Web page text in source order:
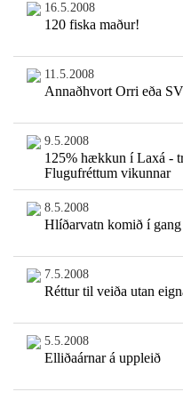
16.5.2008
120 fiska maður!
11.5.2008
Annaðhvort Orri eða
9.5.2008
125% hækkun í Laxá -
Flugufréttum vikunnar
8.5.2008
Hlíðarvatn komið í gang
7.5.2008
Réttur til veiða utan
5.5.2008
Elliðaárnar á uppleið